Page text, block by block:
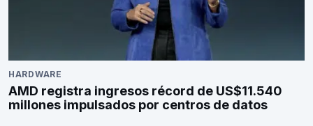
HARDWARE
AMD registra ingresos récord de US$11.540
millones impulsados por centros de datos